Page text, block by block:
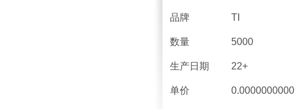
品牌 TI
数量 5000
生产日期 22+
单价 0.0000000000